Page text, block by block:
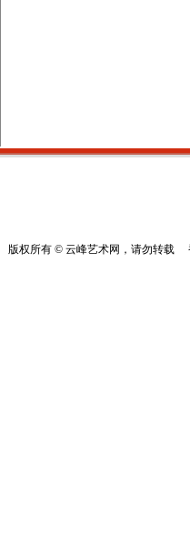
版权所有 © 云峰艺术网，请勿转载